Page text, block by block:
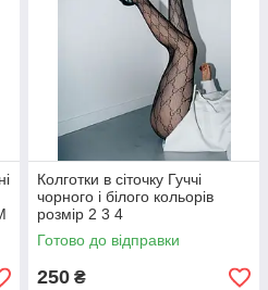
Колготки в сіточку Гуччі
чорного і білого кольорів
розмір 2 3 4
Готово до відправки
250 ₴